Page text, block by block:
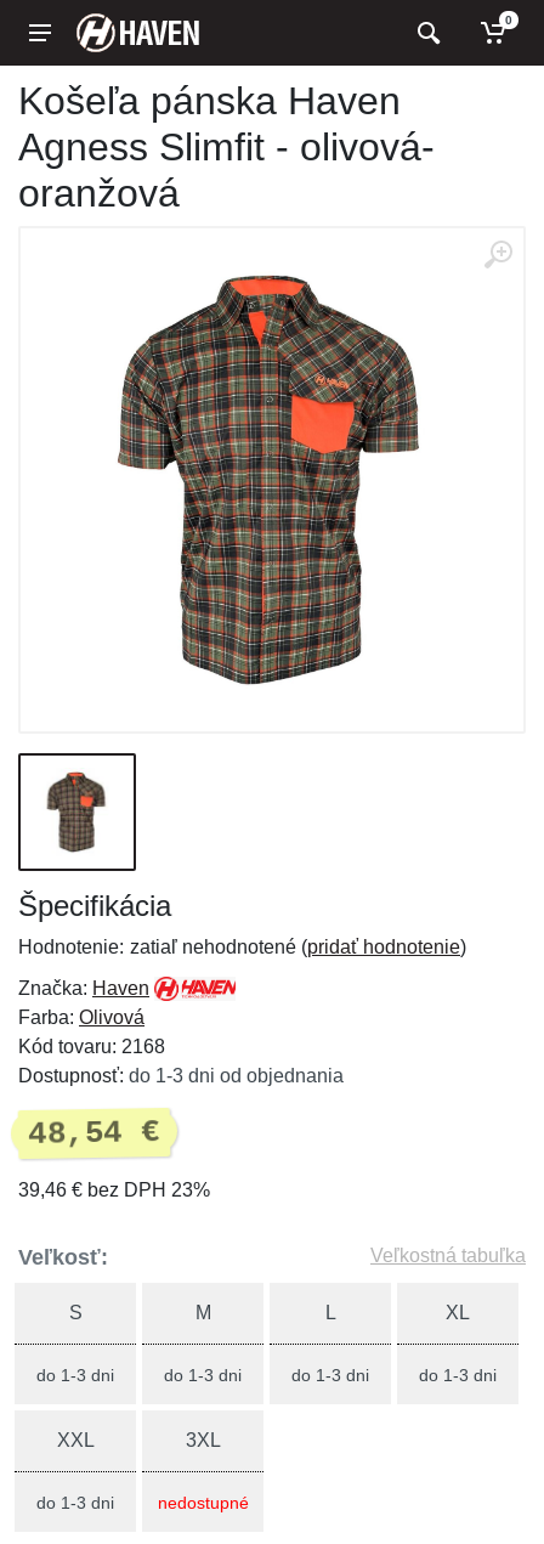
0
Košeľa pánska Haven
Agness Slimfit - olivová-
oranžová
Špecifikácia
Hodnotenie: zatiaľ nehodnotené (pridať hodnotenie)
Značka: Haven
Farba: Olivová
Kód tovaru: 2168
Dostupnosť: do 1-3 dni od objednania
48,54 €
39,46 € bez DPH 23%
Veľkosť: Veľkostná tabuľka
S
do 1-3 dni
M
do 1-3 dni
L
do 1-3 dni
XL
do 1-3 dni
XXL
do 1-3 dni
3XL
nedostupné